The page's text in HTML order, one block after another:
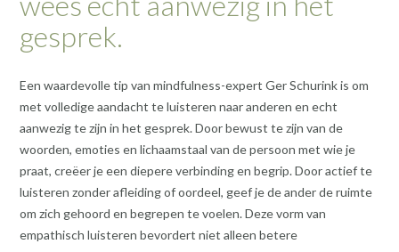
gesprek.
Een waardevolle tip van mindfulness-expert Ger Schurink is om
met volledige aandacht te luisteren naar anderen en echt
aanwezig te zijn in het gesprek. Door bewust te zijn van de
woorden, emoties en lichaamstaal van de persoon met wie je
praat, creëer je een diepere verbinding en begrip. Door actief te
luisteren zonder afleiding of oordeel, geef je de ander de ruimte
om zich gehoord en begrepen te voelen. Deze vorm van
empathisch luisteren bevordert niet alleen betere